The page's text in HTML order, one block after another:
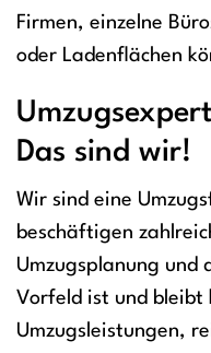
Firmen, einzelne
oder Ladenflächen
Das sind wir!
Wir sind eine
beschäftigen
Umzugsplanung und
Vorfeld ist und bleibt
Umzugsleistungen,